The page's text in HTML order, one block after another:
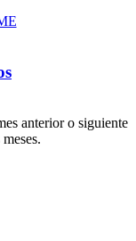
anterior o siguiente